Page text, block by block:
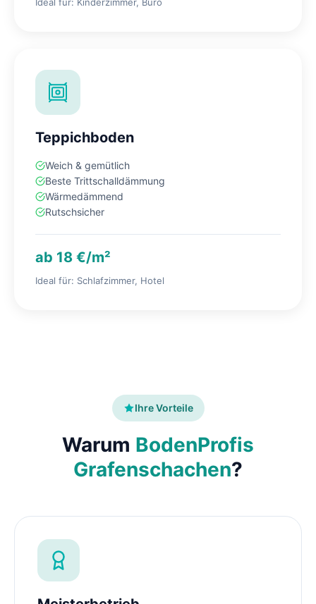
Teppichboden
Weich & gemütlich
Beste Trittschalldämmung
Wärmedämmend
Rutschsicher
ab 18 €/m²
Ideal für: Schlafzimmer, Hotel
Ihre Vorteile
Warum BodenProfis
Grafenschachen?